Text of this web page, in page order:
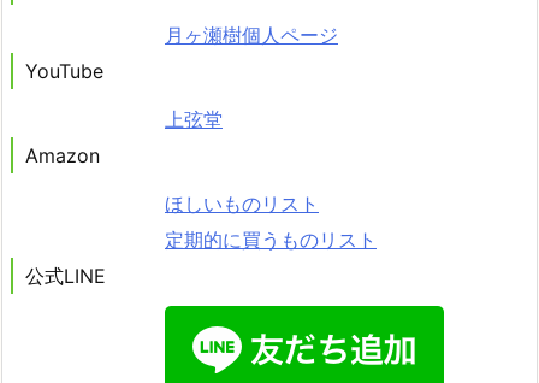
月ヶ瀬樹個人ページ
YouTube
上弦堂
Amazon
ほしいものリスト
定期的に買うものリスト
公式LINE